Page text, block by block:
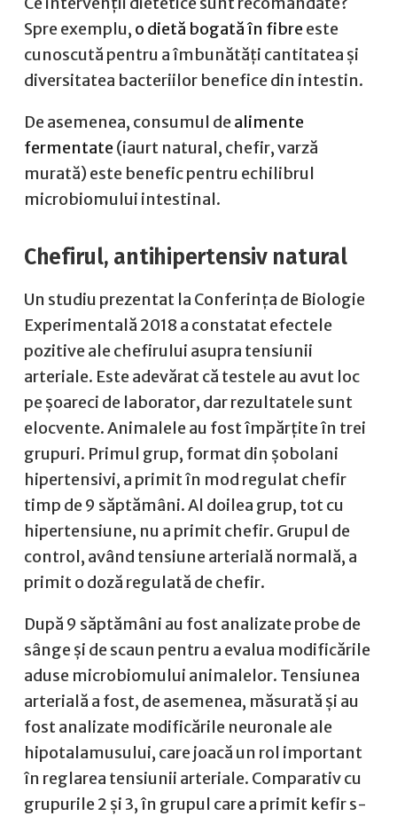
Spre exemplu, o dietă bogată în fibre este
cunoscută pentru a îmbunătăți cantitatea și
diversitatea bacteriilor benefice din intestin.
De asemenea, consumul de alimente
fermentate (iaurt natural, chefir, varză
murată) este benefic pentru echilibrul
microbiomului intestinal.
Chefirul, antihipertensiv natural
Un studiu prezentat la Conferința de Biologie
Experimentală 2018 a constatat efectele
pozitive ale chefirului asupra tensiunii
arteriale. Este adevărat că testele au avut loc
pe șoareci de laborator, dar rezultatele sunt
elocvente. Animalele au fost împărțite în trei
grupuri. Primul grup, format din șobolani
hipertensivi, a primit în mod regulat chefir
timp de 9 săptămâni. Al doilea grup, tot cu
hipertensiune, nu a primit chefir. Grupul de
control, având tensiune arterială normală, a
primit o doză regulată de chefir.
După 9 săptămâni au fost analizate probe de
sânge și de scaun pentru a evalua modificările
aduse microbiomului animalelor. Tensiunea
arterială a fost, de asemenea, măsurată și au
fost analizate modificările neuronale ale
hipotalamusului, care joacă un rol important
în reglarea tensiunii arteriale. Comparativ cu
grupurile 2 și 3, în grupul care a primit kefir s-